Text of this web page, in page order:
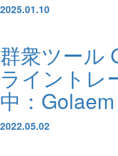
2025.01.10
群衆ツール
ライントレ
中：
2022.05.02